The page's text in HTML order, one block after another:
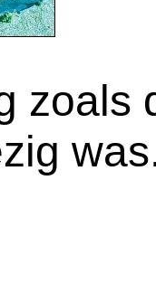
zoals